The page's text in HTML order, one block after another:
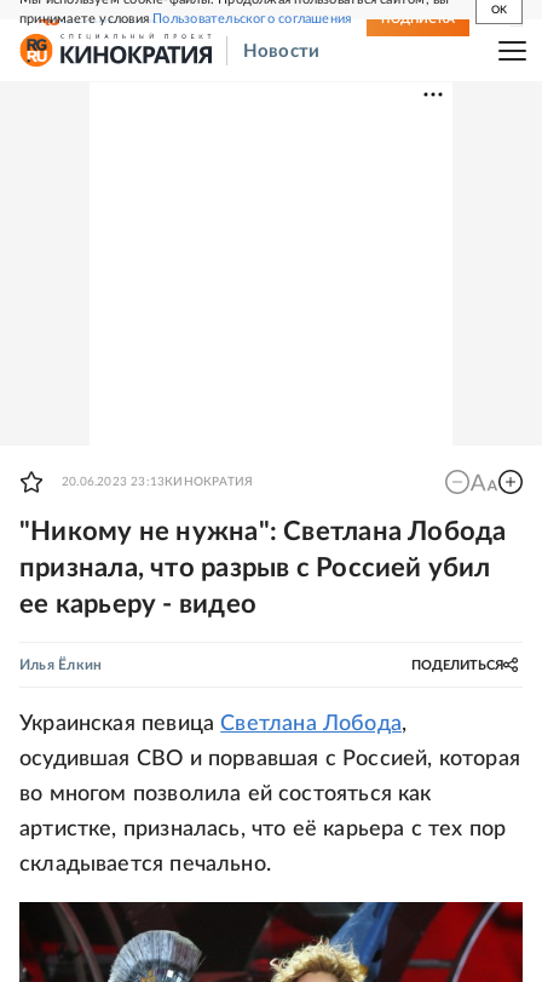
принимаете условияПользовательского соглашения
OK
СВЕЖИЙ НОМЕР ПОДПИСКА
Новости
20.06.2023 23:13 КИНОКРАТИЯ
"Никому не нужна": Светлана Лобода
признала, что разрыв с Россией убил
ее карьеру - видео
Илья Ёлкин ПОДЕЛИТЬСЯ
Украинская певицаСветлана Лобода,
осудившая СВО и порвавшая с Россией, которая
во многом позволила ей состояться как
артистке, призналась, что её карьера с тех пор
складывается печально.